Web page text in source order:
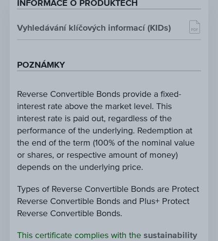
INFORMACE O PRODUKTECH
Vyhledávání klíčových informací (KIDs)
POZNÁMKY
Reverse Convertible Bonds provide a fixed-
interest rate above the market level. This
interest rate is paid out, regardless of the
performance of the underlying. Redemption at
the end of the term (100% of the nominal value
or shares, or respective amount of money)
depends on the underlying price.
Types of Reverse Convertible Bonds are Protect
Reverse Convertible Bonds and Plus+ Protect
Reverse Convertible Bonds.
This certificate complies with the sustainability